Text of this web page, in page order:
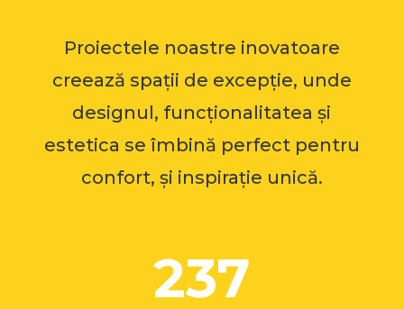
Proiectele noastre inovatoare
creează spații de excepție, unde
designul, funcționalitatea și
estetica se îmbină perfect pentru
confort, și inspirație unică.
237